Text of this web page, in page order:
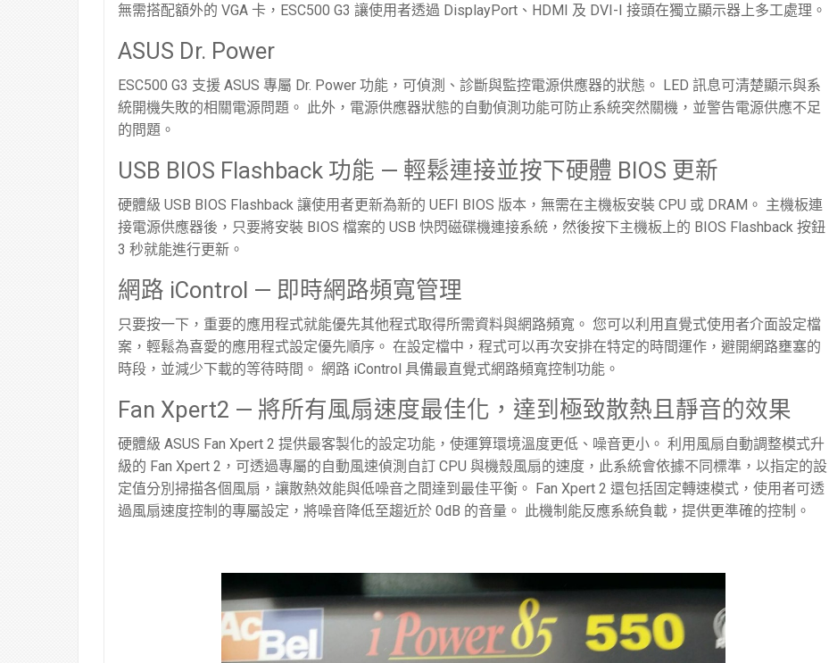
無需搭配額外的 VGA 卡，ESC500 G3 讓使用者透過 DisplayPort、HDMI 及 DVI-I 接頭在獨立顯示器上多工處理。
ASUS Dr. Power
ESC500 G3 支援 ASUS 專屬 Dr. Power 功能，可偵測、診斷與監控電源供應器的狀態。 LED 訊息可清楚顯示與系
統開機失敗的相關電源問題。 此外，電源供應器狀態的自動偵測功能可防止系統突然關機，並警告電源供應不足
的問題。
USB BIOS Flashback 功能 — 輕鬆連接並按下硬體 BIOS 更新
硬體級 USB BIOS Flashback 讓使用者更新為新的 UEFI BIOS 版本，無需在主機板安裝 CPU 或 DRAM。 主機板連
接電源供應器後，只要將安裝 BIOS 檔案的 USB 快閃磁碟機連接系統，然後按下主機板上的 BIOS Flashback 按鈕
3 秒就能進行更新。
網路 iControl — 即時網路頻寬管理
只要按一下，重要的應用程式就能優先其他程式取得所需資料與網路頻寬。 您可以利用直覺式使用者介面設定檔
案，輕鬆為喜愛的應用程式設定優先順序。 在設定檔中，程式可以再次安排在特定的時間運作，避開網路壅塞的
時段，並減少下載的等待時間。 網路 iControl 具備最直覺式網路頻寬控制功能。
Fan Xpert2 — 將所有風扇速度最佳化，達到極致散熱且靜音的效果
硬體級 ASUS Fan Xpert 2 提供最客製化的設定功能，使運算環境溫度更低、噪音更小。 利用風扇自動調整模式升
級的 Fan Xpert 2，可透過專屬的自動風速偵測自訂 CPU 與機殼風扇的速度，此系統會依據不同標準，以指定的設
定值分別掃描各個風扇，讓散熱效能與低噪音之間達到最佳平衡。 Fan Xpert 2 還包括固定轉速模式，使用者可透
過風扇速度控制的專屬設定，將噪音降低至趨近於 0dB 的音量。 此機制能反應系統負載，提供更準確的控制。